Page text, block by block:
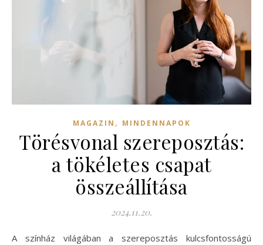
MAGAZIN , MINDENNAPOK
Törésvonal szereposztás:
a tökéletes csapat
összeállítása
2024.11.20.
A színház világában a szereposztás kulcsfontosságú